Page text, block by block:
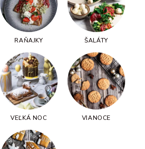
RAŇAJKY ŠALÁTY
VEĽKÁ NOC VIANOCE